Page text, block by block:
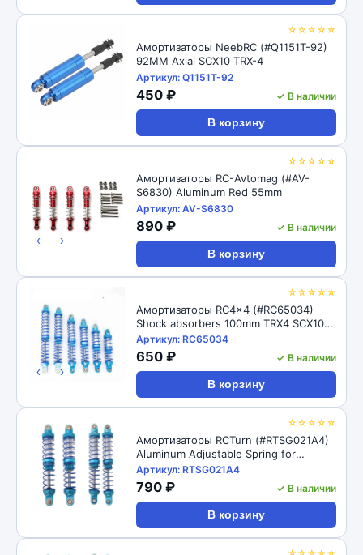
☆☆☆☆☆
Амортизаторы NeebRC (#Q1151T-92)
92MM Axial SCX10 TRX-4
Артикул: Q1151T-92
450 ₽ ✓ В наличии
В корзину
☆☆☆☆☆
‹ ›
Амортизаторы RC-Avtomag (#AV-
S6830) Aluminum Red 55mm
Артикул: AV-S6830
890 ₽ ✓ В наличии
В корзину
☆☆☆☆☆
‹ ›
Амортизаторы RC4x4 (#RC65034)
Shock absorbers 100mm TRX4 SCX10
D90 1/10
Артикул: RC65034
650 ₽ ✓ В наличии
В корзину
☆☆☆☆☆
Амортизаторы RCTurn (#RTSG021A4)
Aluminum Adjustable Spring for
Crawler - Black 1pair/set(2pcs)
100x15mm
Артикул: RTSG021A4
790 ₽ ✓ В наличии
В корзину